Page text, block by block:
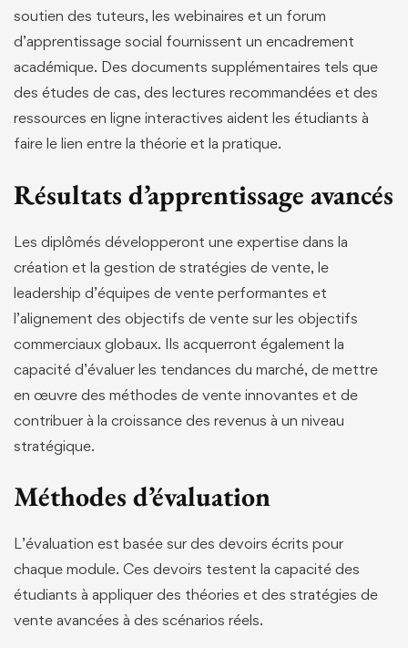
soutien des tuteurs, les webinaires et un forum
d’apprentissage social fournissent un encadrement
académique. Des documents supplémentaires tels que
des études de cas, des lectures recommandées et des
ressources en ligne interactives aident les étudiants à
faire le lien entre la théorie et la pratique.
Résultats d’apprentissage avancés
Les diplômés développeront une expertise dans la
création et la gestion de stratégies de vente, le
leadership d’équipes de vente performantes et
l’alignement des objectifs de vente sur les objectifs
commerciaux globaux. Ils acquerront également la
capacité d’évaluer les tendances du marché, de mettre
en œuvre des méthodes de vente innovantes et de
contribuer à la croissance des revenus à un niveau
stratégique.
Méthodes d’évaluation
L’évaluation est basée sur des devoirs écrits pour
chaque module. Ces devoirs testent la capacité des
étudiants à appliquer des théories et des stratégies de
vente avancées à des scénarios réels.